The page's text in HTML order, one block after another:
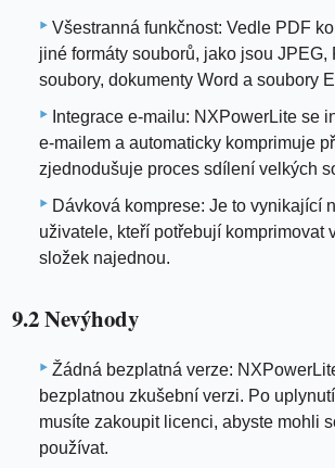
Všestranná funkčnost: Vedle PDF
jiné formáty souborů, jako jsou JPEG,
soubory, dokumenty Word a soubory
Integrace e-mailu: NXPowerLite se
e-mailem a automaticky komprimuje
zjednodušuje proces sdílení velkých
Dávková komprese: Je to vynikající
uživatele, kteří potřebují komprimovat
složek najednou.
9.2 Nevýhody
Žádná bezplatná verze:
bezplatnou zkušební verzi. Po
musíte zakoupit licenci, abyste mohli
používat.